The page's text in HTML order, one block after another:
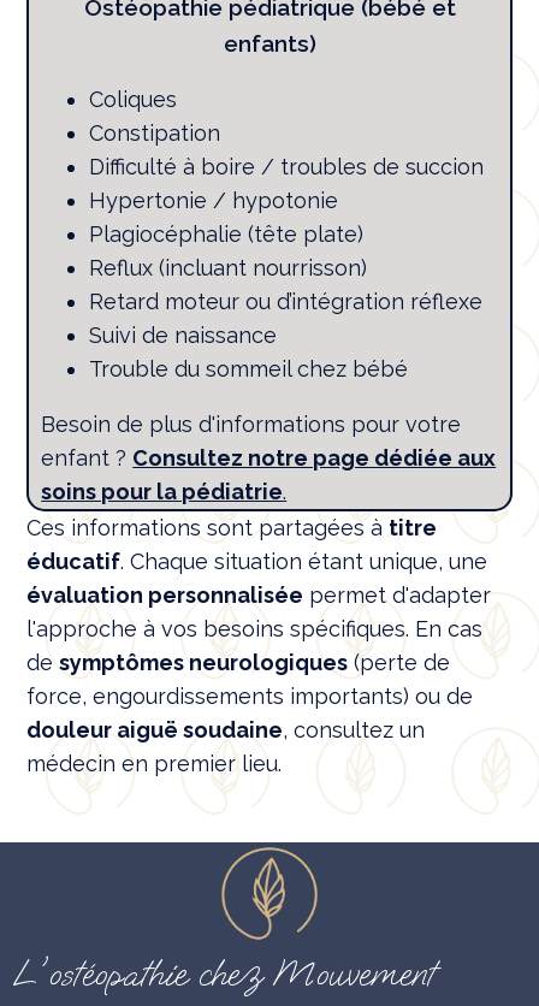
Ostéopathie pédiatrique (bébé et
enfants)
Coliques
Constipation
Difficulté à boire / troubles de succion
Hypertonie / hypotonie
Plagiocéphalie (tête plate)
Reflux (incluant nourrisson)
Retard moteur ou d’intégration réflexe
Suivi de naissance
Trouble du sommeil chez bébé
Besoin de plus d'informations pour votre
enfant ? Consultez notre page dédiée aux
soins pour la pédiatrie.
Ces informations sont partagées à titre
éducatif. Chaque situation étant unique, une
évaluation personnalisée permet d'adapter
l'approche à vos besoins spécifiques. En cas
desymptômes neurologiques (perte de
force, engourdissements importants) ou de
douleur aiguë soudaine, consultez un
médecin en premier lieu.
L'ostéopathie chez Mouvement